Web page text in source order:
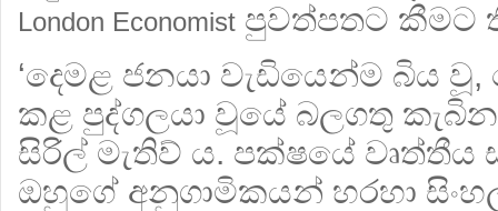
London Economist පුවත්පතට
‘දෙමළ ජනයා වැඩියෙන්ම බිය
කළ පුද්ගලයා වූයේ බලගතු
සිරිල් මැතිව් ය. පක්ෂයේ වෘත්තීය
ඔහුගේ අනුගාමිකයන් හරහා සිංහල